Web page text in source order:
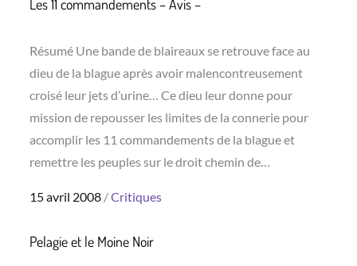
Les 11 commandements – Avis –
Résumé Une bande de blaireaux se retrouve face au
dieu de la blague après avoir malencontreusement
croisé leur jets d’urine… Ce dieu leur donne pour
mission de repousser les limites de la connerie pour
accomplir les 11 commandements de la blague et
remettre les peuples sur le droit chemin de…
Posted
15 avril 2008 Critiques
Pelagie et le Moine Noir